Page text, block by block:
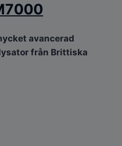
avancerad
från Brittiska